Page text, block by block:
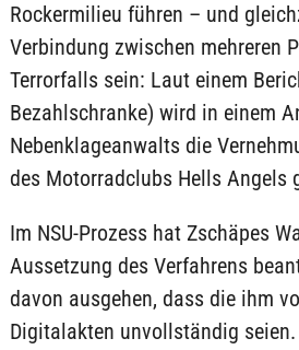
Rockermilieu führen – und
Verbindung zwischen mehreren
Terrorfalls sein: Laut einem
Bezahlschranke) wird in einem
Nebenklageanwalts die
des Motorradclubs Hells Angels
Im NSU-Prozess hat Zschäpes
Aussetzung des Verfahrens
davon ausgehen, dass die ihm
Digitalakten unvollständig